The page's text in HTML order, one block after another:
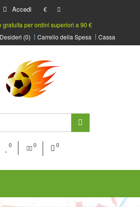
Accedi
€
gratuita per ordini superiori a 90 €
(0) Carrello della Spesa Cassa
0 0 0